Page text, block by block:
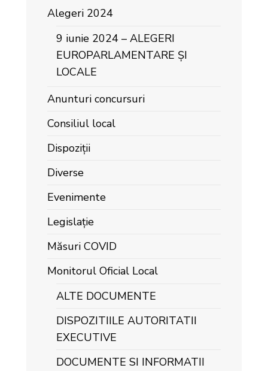
Alegeri 2024
9 iunie 2024 – ALEGERI
EUROPARLAMENTARE ȘI
LOCALE
Anunturi concursuri
Consiliul local
Dispoziții
Diverse
Evenimente
Legislație
Măsuri COVID
Monitorul Oficial Local
ALTE DOCUMENTE
DISPOZITIILE AUTORITATII
EXECUTIVE
DOCUMENTE SI INFORMATII